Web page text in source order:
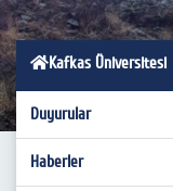
Kafkas Üniversitesi
Duyurular
Haberler